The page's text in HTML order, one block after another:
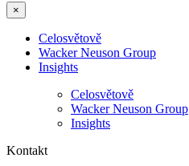
×
Celosvětově
Wacker Neuson Group
Insights
Celosvětově
Wacker Neuson Group
Insights
Kontakt